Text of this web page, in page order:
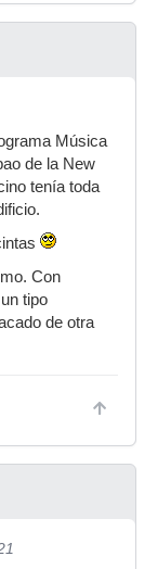
Música
de la New
tenía toda
Con
tipo
de otra